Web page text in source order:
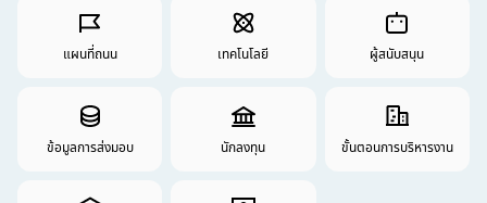
แผนที่ถนน เทคโนโลยี ผู้สนับสนุน
ข้อมูลการส่งมอบ นักลงทุน ขั้นตอนการบริหารงาน